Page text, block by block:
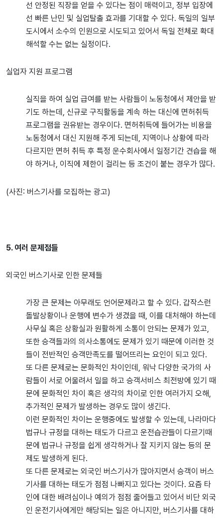
선 안정된 직장을 얻을 수 있다는 점이 매력이고, 정부 입장에
선 빠른 난민 및 실업탈출 효과를 기대할 수 있다. 독일의 일부
도시에서 소수의 인원으로 시도되고 있어서 독일 전체로 확대
해석할 수는 없는 실정이다.
실업자 지원 프로그램
실직을 하여 실업 급여를 받는 사람들이 노동청에서 제안을 받
기도 하는데, 신규로 구직활동을 계속 하는 대신에 면허취득
프로그램을 권유받는 경우이다. 면허취득에 들어가는 비용을
노동청에서 대신 지원해 주게 되는데, 지역이나 상황에 따라
다르지만 면허 취득 후 특정 운수회사에서 일정기간 견습을 해
야 하거나, 이직에 제한이 걸리는 등 조건이 붙는 경우가 많다.
(사진: 버스기사를 모집하는 광고)
5. 여러 문제점들
외국인 버스기사로 인한 문제들
가장 큰 문제는 아무래도 언어문제라고 할 수 있다. 갑작스런
돌발상황이나 운행에 변수가 생겼을 때, 이를 대처해야 하는데
사무실 혹은 상황실과 원활하게 소통이 안되는 문제가 있고,
또한 승객들과의 의사소통에도 문제가 있기 때문에 이러한 것
들이 전반적인 승객만족도를 떨어뜨리는 요인이 되고 있다.
또 다른 문제로는 문화적인 차이인데, 워낙 다양한 국가의 사
람들이 서로 어울려서 일을 하고 승객서비스 최전방에 있기 때
문에 문화적인 차이 혹은 생각의 차이로 인한 여러가지 오해,
추가적인 문제가 발생하는 경우도 많이 생긴다.
이런 문화적인 차이는 운행중에도 발생할 수 있는데, 나라마다
법규나 규정을 대하는 태도가 다르고 운전습관들이 다르기때
문에 법규나 규정을 쉽게 생각하거나 잘 지키지 않는 등의 문
제도 발생하게 된다.
또 다른 문제로는 외국인 버스기사가 많아지면서 승객이 버스
기사를 대하는 태도가 점점 나빠지고 있다는 것이다. 요즘 타
인에 대한 배려심이나 예의가 점점 줄어들고 있어서 비단 외국
인 운전기사에게만 해당되는 일은 아니지만, 버스기사를 대하